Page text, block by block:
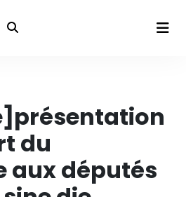
du
aux députés